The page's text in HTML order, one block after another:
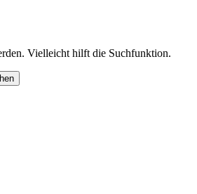
Vielleicht hilft die Suchfunktion.